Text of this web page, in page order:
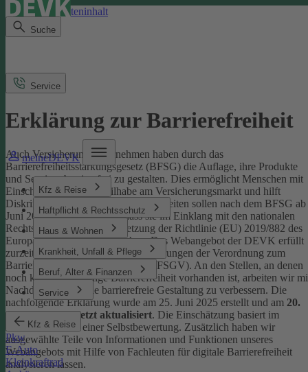
Direkt zum Seiteninhalt
Suche
meineDEVK
Kfz & Reise
Haftpflicht & Rechtsschutz
Haus & Wohnen
Krankheit, Unfall & Pflege
Beruf, Alter & Finanzen
Service
Kfz & Reise
Pkw
E-Auto
Kleinkraftrad
Service
Erklärung zur Barrierefreiheit
Auch Versicherungsunternehmen haben durch das
Barrierefreiheitsstärkungsgesetz (BFSG) die Auflage, ihre Produkte
und Services barrierefrei zu gestalten. Dies ermöglicht Menschen mit
Einschränkungen die Teilhabe am Versicherungsmarkt und hilft
Diskriminierung abzubauen. Internetseiten sollen nach dem BFSG ab
Juni 2025 so gestaltet sein, dass sie im Einklang mit den nationalen
Rechtsvorschriften zur Umsetzung der Richtlinie (EU) 2019/882 des
Europäischen Parlaments stehen.Das Webangebot der DEVK erfüllt
zurzeit nicht vollständig die Anforderungen der Verordnung zum
Barrierefreiheitsstärkungsgesetz (BFSGV). An den Stellen, an denen
noch keine vollständige Barrierefreiheit vorhanden ist, arbeiten wir
Nachdruck daran, die barrierefreie Gestaltung zu verbessern. Die
nachfolgende Erklärung wurde am 25. Juni 2025 erstellt und am 20.
Januar 2026 zuletzt aktualisiert. Die Einschätzung basiert im
Wesentlichen auf einer Selbstbewertung. Zusätzlich haben wir
ausgewählte Teile von Informationen und Funktionen unseres
Webangebots mit Hilfe von Fachleuten für digitale Barrierefreiheit
analysieren lassen.